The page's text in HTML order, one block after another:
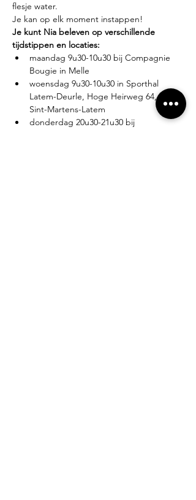
flesje water.
Je kan op elk moment instappen!
Je kunt Nia beleven op verschillende
tijdstippen en locaties:
maandag 9u30-10u30 bij Compagnie
Bougie in Melle
woensdag 9u30-10u30 in Sporthal
Latem-Deurle, Hoge Heirweg 64, 9830
Sint-Martens-Latem
donderdag 20u30-21u30 bij